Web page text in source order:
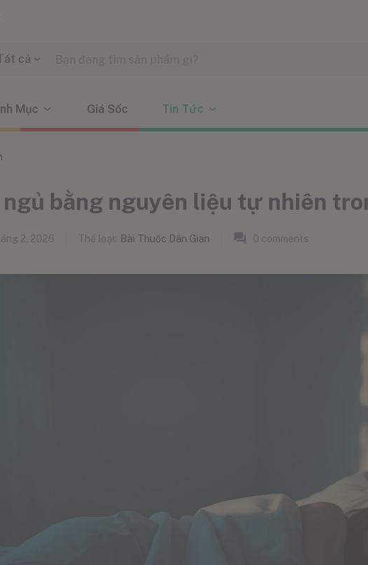
cả
Mục Giá Sốc Tin Tức
ngủ bằng nguyên liệu tự nhiên
2, 2026 Thể loại: Bài Thuốc Dân Gian 0 comments